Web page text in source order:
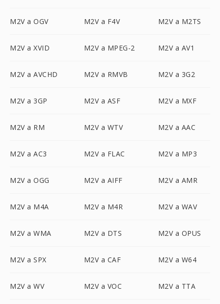
M2V a OGV M2V a F4V M2V a M2TS
M2V a XVID M2V a MPEG-2 M2V a AV1
M2V a AVCHD M2V a RMVB M2V a 3G2
M2V a 3GP M2V a ASF M2V a MXF
M2V a RM M2V a WTV M2V a AAC
M2V a AC3 M2V a FLAC M2V a MP3
M2V a OGG M2V a AIFF M2V a AMR
M2V a M4A M2V a M4R M2V a WAV
M2V a WMA M2V a DTS M2V a OPUS
M2V a SPX M2V a CAF M2V a W64
M2V a WV M2V a VOC M2V a TTA